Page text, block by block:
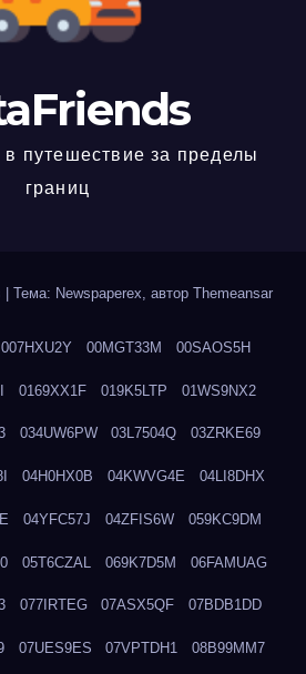
в путешествие за пределы
границ
Тема: Newspaperex, автор Themeansar
007HXU2Y 00MGT33M 00SAOS5H
0169XX1F 019K5LTP 01WS9NX2
034UW6PW 03L7504Q 03ZRKE69
04H0HX0B 04KWVG4E 04LI8DHX
04YFC57J 04ZFIS6W 059KC9DM
05T6CZAL 069K7D5M 06FAMUAG
077IRTEG 07ASX5QF 07BDB1DD
07UES9ES 07VPTDH1 08B99MM7